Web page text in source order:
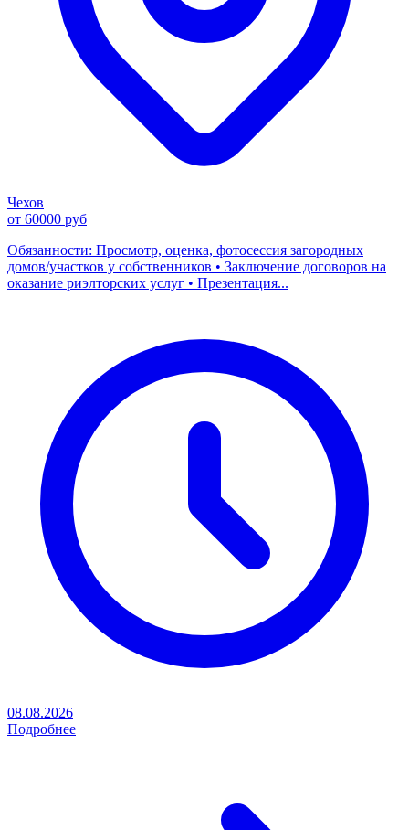
Чехов
от 60000 руб
Обязанности: Просмотр, оценка, фотосессия загородных
домов/участков у собственников • Заключение договоров на
оказание риэлторских услуг • Презентация...
08.08.2026
Подробнее